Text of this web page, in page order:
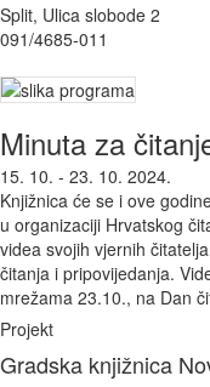
Split, Ulica slobode 2
091/4685-011
Minuta za
15. 10. - 23. 10. 2024.
Knjižnica će se i ove
u organizaciji Hrvatskog
videa svojih vjernih
čitanja i pripovijedanja.
mrežama 23.10., na Dan
Projekt
Gradska knjižnica